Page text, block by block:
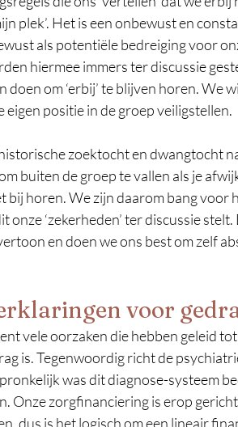
plek’. Het is een onbewust en
als potentiële bedreiging voor
hiermee immers ter discussie
doen om ‘erbij’ te blijven horen. We
eigen positie in de groep veiligstellen.
zoektocht en dwangtocht
buiten de groep te vallen als je
bij horen. We zijn daarom bang voor
onze ‘zekerheden’ ter discussie
en doen we ons best om zelf
voor
vele oorzaken die hebben geleid
is. Tegenwoordig richt de
was dit diagnose-systeem
Onze zorgfinanciering is erop
dus is het logisch om een lineair